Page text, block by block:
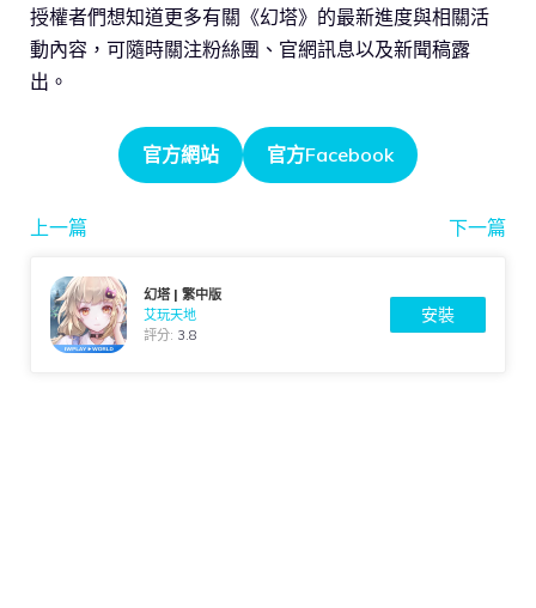
授權者們想知道更多有關《幻塔》的最新進度與相關活
動內容，可隨時關注粉絲團、官網訊息以及新聞稿露
出。
官方網站 官方Facebook
上一篇 下一篇
幻塔 | 繁中版
艾玩天地
評分: 3.8
安裝